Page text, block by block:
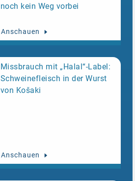
noch kein Weg vorbei
Anschauen
Missbrauch mit „Halal“-Label:
Schweinefleisch in der Wurst
von Košaki
Anschauen